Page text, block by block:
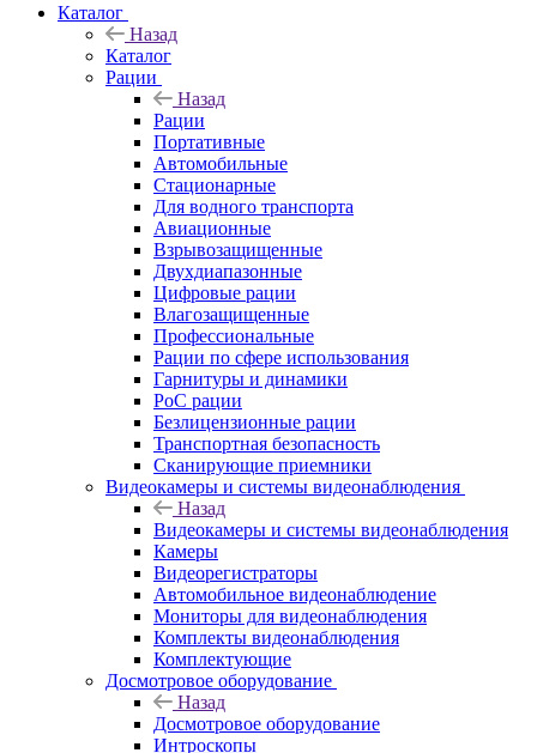
Каталог
Назад
Каталог
Рации
Назад
Рации
Портативные
Автомобильные
Стационарные
Для водного транспорта
Авиационные
Взрывозащищенные
Двухдиапазонные
Цифровые рации
Влагозащищенные
Профессиональные
Рации по сфере использования
Гарнитуры и динамики
PoC рации
Безлицензионные рации
Транспортная безопасность
Сканирующие приемники
Видеокамеры и системы видеонаблюдения
Назад
Видеокамеры и системы видеонаблюдения
Камеры
Видеорегистраторы
Автомобильное видеонаблюдение
Мониторы для видеонаблюдения
Комплекты видеонаблюдения
Комплектующие
Досмотровое оборудование
Назад
Досмотровое оборудование
Интроскопы